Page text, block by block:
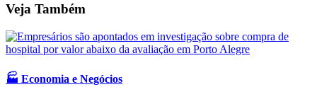
Veja Também
🏭 Economia e Negócios